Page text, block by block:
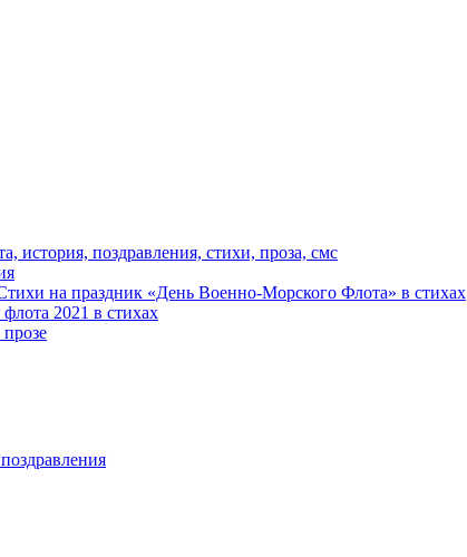
история, поздравления, стихи, проза, смс
на праздник «День Военно-Морского Флота» в стихах
2021 в стихах